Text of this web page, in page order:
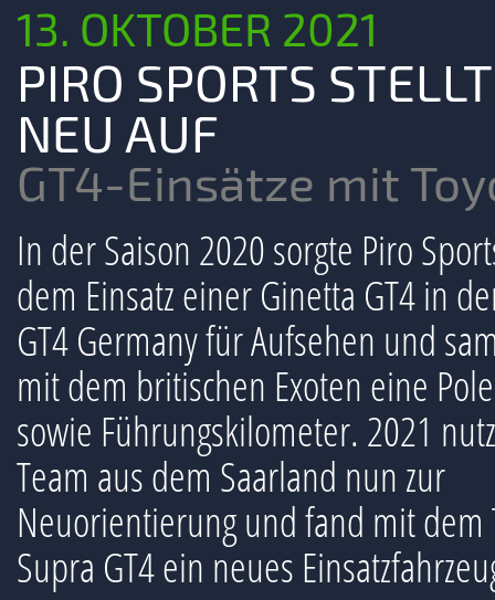
13. OKTOBER 2021
PIRO SPORTS
NEU AUF
GT4-Einsätze mit
In der Saison 2020 sorgte Piro
dem Einsatz einer Ginetta GT4 in
GT4 Germany für Aufsehen und
mit dem britischen Exoten eine
sowie Führungskilometer. 2021
Team aus dem Saarland nun zur
Neuorientierung und fand mit dem
Supra GT4 ein neues